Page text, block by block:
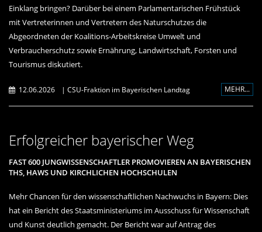
Einklang bringen? Darüber bei einem Parlamentarischen Frühstück
mit Vertreterinnen und Vertretern des Naturschutzes die
Abgeordneten der Koalitions-Arbeitskreise Umwelt und
Verbraucherschutz sowie Ernährung, Landwirtschaft, Forsten und
Tourismus diskutiert.
12.06.2026 | CSU-Fraktion im Bayerischen Landtag MEHR...
Erfolgreicher bayerischer Weg
FAST 600 JUNGWISSENSCHAFTLER PROMOVIEREN AN BAYERISCHEN
THS, HAWS UND KIRCHLICHEN HOCHSCHULEN
Mehr Chancen für den wissenschaftlichen Nachwuchs in Bayern: Dies
hat ein Bericht des Staatsministeriums im Ausschuss für Wissenschaft
und Kunst deutlich gemacht. Der Bericht war auf Antrag des